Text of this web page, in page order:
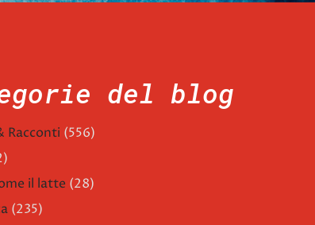
del blog
Racconti (556)
il latte (28)
(235)